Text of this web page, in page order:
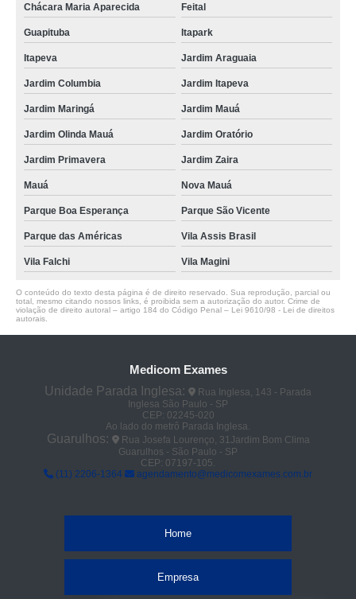
Chácara Maria Aparecida Feital
Guapituba Itapark
Itapeva Jardim Araguaia
Jardim Columbia Jardim Itapeva
Jardim Maringá Jardim Mauá
Jardim Olinda Mauá Jardim Oratório
Jardim Primavera Jardim Zaira
Mauá Nova Mauá
Parque Boa Esperança Parque São Vicente
Parque das Américas Vila Assis Brasil
Vila Falchi Vila Magini
O conteúdo do texto desta página é de direito reservado. Sua reprodução, parcial ou
total, mesmo citando nossos links, é proibida sem a autorização do autor. Crime de
violação de direito autoral – artigo 184 do Código Penal – Lei 9610/98 - Lei de direitos
autorais
Medicom Exames
Unidade Parada Inglesa:
Rua Inglesa, 143 - Parada
Inglesa São Paulo - SP
CEP: 02245-020
Ao lado do metrô Parada Inglesa.
Guarulhos:
Rua Josefa Lourenço, 31Jardim Bom Clima
Guarulhos - São Paulo - SP
CEP: 07197-105.
(11) 2206-1364
agendamento@medicomexames.com.br
Home
Empresa